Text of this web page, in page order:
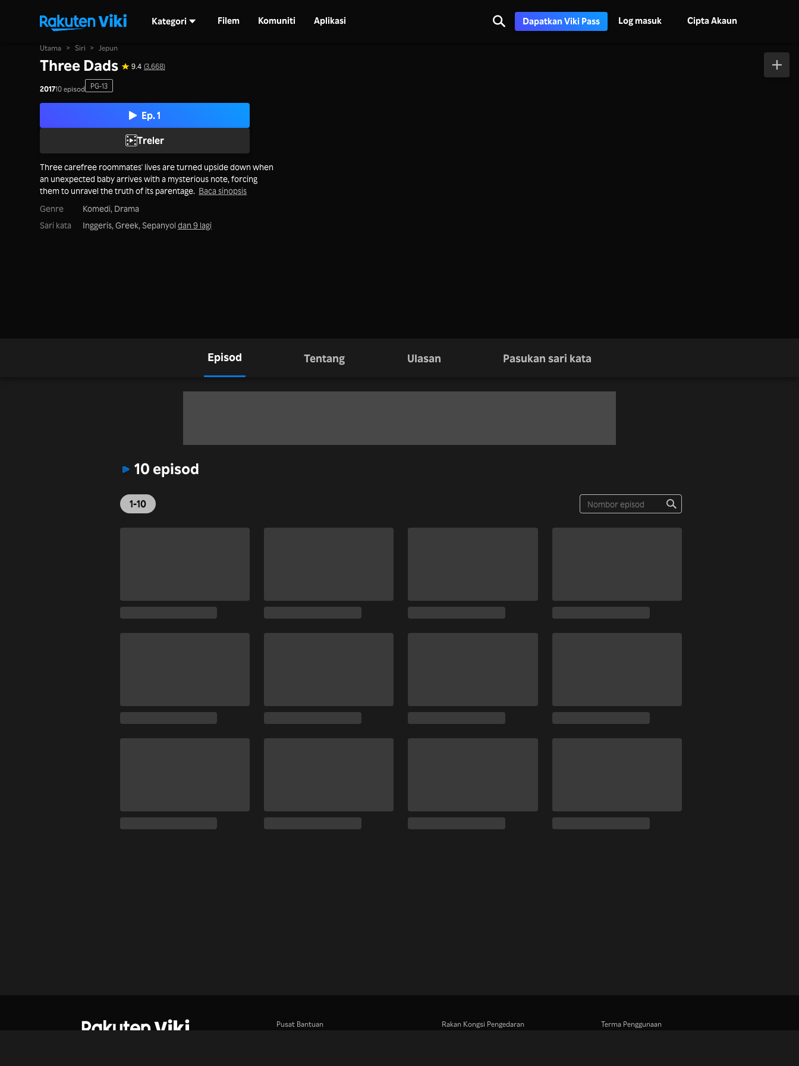
Kategori Filem Komuniti Aplikasi Dapatkan Viki Pass Log masuk Cipta Akaun
Utama > Siri > Jepun
Three Dads 9.4 (3,668)
201710 episod PG-13
Ep. 1
Treler
Three carefree roommates' lives are turned upside down when
an unexpected baby arrives with a mysterious note, forcing
them to unravel the truth of its parentage. Baca sinopsis
Genre
Komedi, Drama
Sari kata
Inggeris, Greek, Sepanyol dan 9 lagi
Episod Tentang Ulasan Pasukan sari kata
10 episod
1-10
Pusat Bantuan
Rakan Kongsi Pengedaran
Terma Penggunaan